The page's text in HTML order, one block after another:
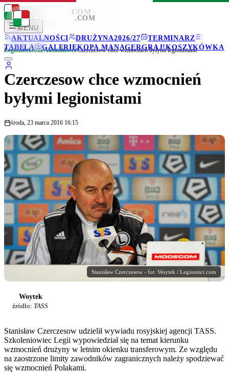
LEGIONISCI .COM
MENU
AKTUALNOŚCI
DRUŻYNA2026/27
TERMINARZ
TABELA
GALERIEKOPA MANAGERGRAJ!KOSZYKÓWKA
LEGIONISCI .COM
Legionisci.com/Aktualności/Czerczesow chce wzmocnień byłymi legionistami
Czerczesow chce wzmocnień
byłymi legionistami
środa, 23 marca 2016 16:15
Stanisław Czerczesow - fot. Woytek / Legionisci.com
Woytek
źródło: TASS
Stanisław Czerczesow udzielił wywiadu rosyjskiej agencji TASS.
Szkoleniowiec Legii wypowiedział się na temat kierunku
wzmocnień drużyny w letnim okienku transferowym. Ze względu
na zaostrzone limity zawodników zagranicznych należy spodziewać
się wzmocnień Polakami.